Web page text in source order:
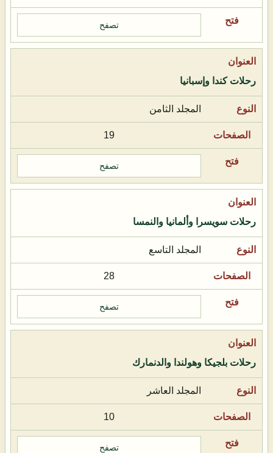
تصفح
رحلات كندا وإسبانيا
المجلد الثامن
19
تصفح
رحلات سويسرا وألمانيا والنمسا
المجلد التاسع
28
تصفح
رحلات بلجيكا وهولندا والدنمارك
المجلد العاشر
10
تصفح